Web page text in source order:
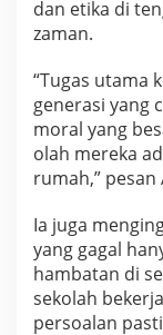
dan etika di
zaman.
“Tugas utama
generasi yang
moral yang
olah mereka
rumah,” pesan
Ia juga
yang gagal
hambatan di
sekolah
persoalan